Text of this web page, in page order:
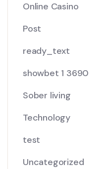
Online Casino
Post
ready_text
showbet 1 3690
Sober living
Technology
test
Uncategorized